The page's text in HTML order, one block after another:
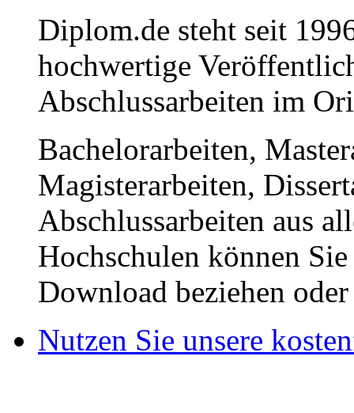
Diplom.de steht seit
hochwertige
Abschlussarbeiten im
Bachelorarbeiten,
Magisterarbeiten,
Abschlussarbeiten aus
Hochschulen können
Download beziehen
Nutzen Sie unsere